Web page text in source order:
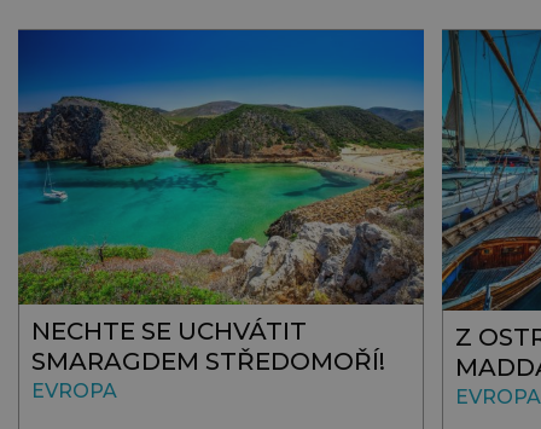
NECHTE SE UCHVÁTIT
SMARAGDEM STŘEDOMOŘÍ!
EVROPA
Z
EVROPA